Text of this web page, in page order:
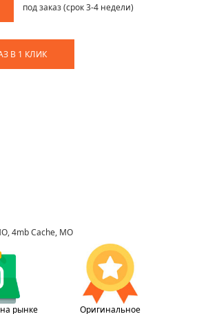
под заказ (срок 3-4 недели)
В 1 КЛИК
4mb Cache, MO
рынке
Оригинальное